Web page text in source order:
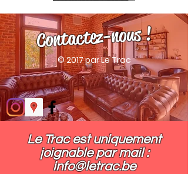
Contactez-nous !
© 2017 par Le Trac
Le Trac est uniquement
joignable par mail :​
info@letrac.be